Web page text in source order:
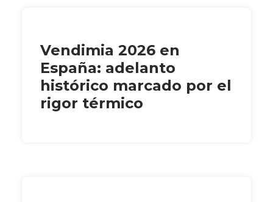
Vendimia 2026 en
España: adelanto
histórico marcado por el
rigor térmico